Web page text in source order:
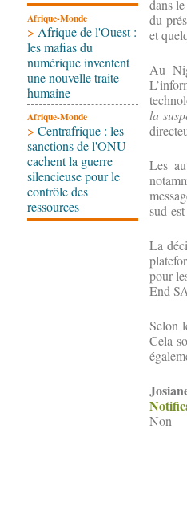
Afrique-Monde
> Afrique de l'Ouest :
les mafias du
numérique inventent
une nouvelle traite
humaine
Afrique-Monde
> Centrafrique : les
sanctions de l'ONU
cachent la guerre
silencieuse pour le
contrôle des
ressources
dans
du
et
Au
la
Les
sud-
La
pour
End
Selon
Cela
Non